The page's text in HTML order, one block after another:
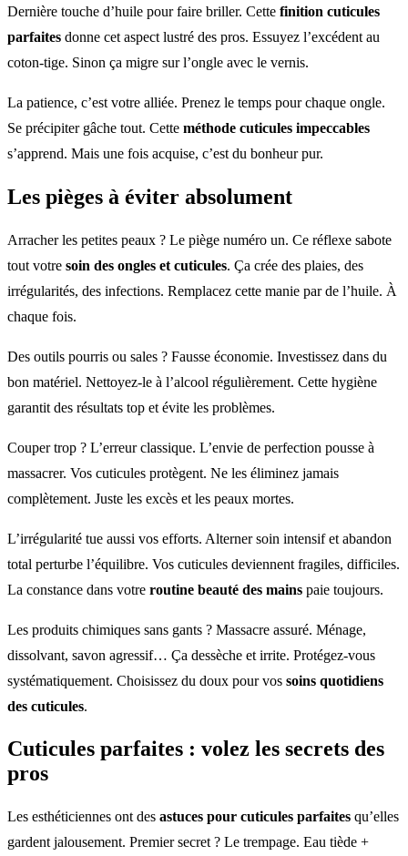
Dernière touche d’huile pour faire briller. Cette finition cuticules
parfaites donne cet aspect lustré des pros. Essuyez l’excédent au
coton-tige. Sinon ça migre sur l’ongle avec le vernis.
La patience, c’est votre alliée. Prenez le temps pour chaque ongle.
Se précipiter gâche tout. Cette méthode cuticules impeccables
s’apprend. Mais une fois acquise, c’est du bonheur pur.
Les pièges à éviter absolument
Arracher les petites peaux ? Le piège numéro un. Ce réflexe sabote
tout votre soin des ongles et cuticules. Ça crée des plaies, des
irrégularités, des infections. Remplacez cette manie par de l’huile. À
chaque fois.
Des outils pourris ou sales ? Fausse économie. Investissez dans du
bon matériel. Nettoyez-le à l’alcool régulièrement. Cette hygiène
garantit des résultats top et évite les problèmes.
Couper trop ? L’erreur classique. L’envie de perfection pousse à
massacrer. Vos cuticules protègent. Ne les éliminez jamais
complètement. Juste les excès et les peaux mortes.
L’irrégularité tue aussi vos efforts. Alterner soin intensif et abandon
total perturbe l’équilibre. Vos cuticules deviennent fragiles, difficiles.
La constance dans votre routine beauté des mains paie toujours.
Les produits chimiques sans gants ? Massacre assuré. Ménage,
dissolvant, savon agressif… Ça dessèche et irrite. Protégez-vous
systématiquement. Choisissez du doux pour vos soins quotidiens
des cuticules.
Cuticules parfaites : volez les secrets des
pros
Les esthéticiennes ont des astuces pour cuticules parfaites qu’elles
gardent jalousement. Premier secret ? Le trempage. Eau tiède +